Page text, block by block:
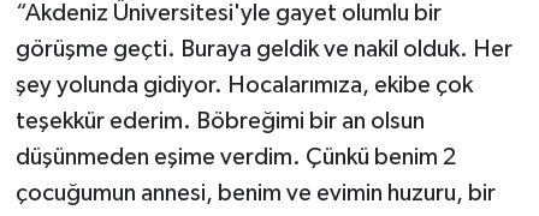
“Akdeniz Üniversitesi'yle gayet olumlu bir
görüşme geçti. Buraya geldik ve nakil olduk. Her
şey yolunda gidiyor. Hocalarımıza, ekibe çok
teşekkür ederim. Böbreğimi bir an olsun
düşünmeden eşime verdim. Çünkü benim 2
çocuğumun annesi, benim ve evimin huzuru, bir